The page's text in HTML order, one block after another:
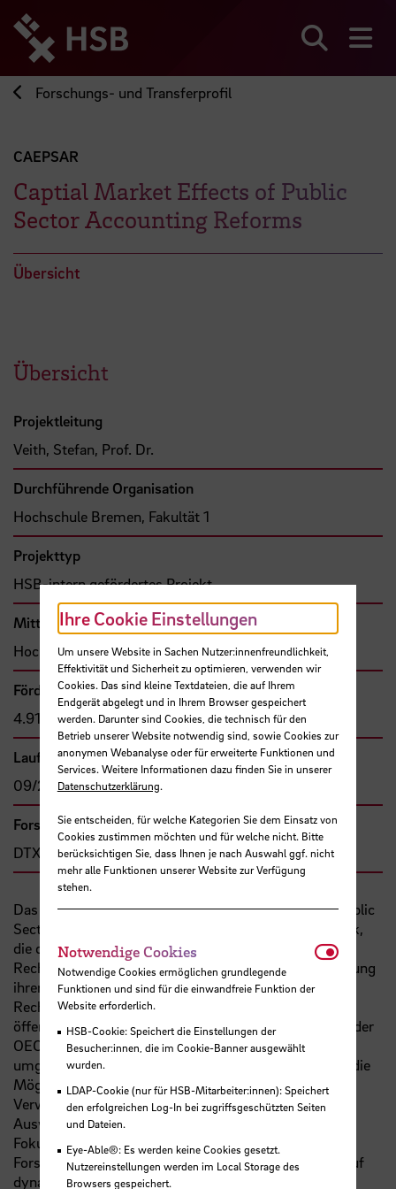
zum
Seiteninhalt
springen
Forschungs- und Transferprofil
CAEPSAR
Captial Market Effects of Public
Sector Accounting Reforms
Übersicht
Übersicht
Projektleitung
Veith, Stefan, Prof. Dr.
Durchführende Organisation
Hochschule Bremen, Fakultät 1
Projekttyp
HSB-intern gefördertes Projekt
Mittel- bzw. Auftragsgeber
Hochschule Bremen, F&E-Fonds
Förder- bzw. Auftragssumme
4.916,00 €
Laufzeit
09/2024 - 08/2025
Forschungs- und Transfercluster
DTX
Das Projekt CAEPSAR – Captial market Effects of Public
Sector Accounting Reforms – untersucht die Dynamik,
die durch erhöhte Transparenz im öffentlichen
Rechnungswesen von Nationalstaaten auf die Verzinsung
ihrer Schuldtitel entsteht. Das öffentliche
Rechnungswesen ist Vorreiter der Modernisierung des
öffentlichen Sektors, denn seit 1993 haben über 80% der
OECD-Länder auf eine kaufmännische Buchführung
umgestellt. Dieses Untersuchungsfeld eröffnet daher die
Möglichkeit empirisch zu analysieren, ob eine
Verwaltungsmodernisierung mit ökonomischen
Auswirkungen verbunden ist. Dieses Projekt mit dem
Fokus auf Verwaltungsreformen stärkt den DTX-
Forschungscluster in seiner inhaltlichen Profilierung auf
dynamische Entwicklungen. Auch sollen die
Ihre Cookie Einstellungen
Um unsere Website in Sachen Nutzer:innenfreundlichkeit,
Effektivität und Sicherheit zu optimieren, verwenden wir
Cookies. Das sind kleine Textdateien, die auf Ihrem
Endgerät abgelegt und in Ihrem Browser gespeichert
werden. Darunter sind Cookies, die technisch für den
Betrieb unserer Website notwendig sind, sowie Cookies zur
anonymen Webanalyse oder für erweiterte Funktionen und
Services. Weitere Informationen dazu finden Sie in unserer
Datenschutzerklärung.
Sie entscheiden, für welche Kategorien Sie dem Einsatz von
Cookies zustimmen möchten und für welche nicht. Bitte
berücksichtigen Sie, dass Ihnen je nach Auswahl ggf. nicht
mehr alle Funktionen unserer Website zur Verfügung
stehen.
Notwendige Cookies
Notwendige Cookies ermöglichen grundlegende
Funktionen und sind für die einwandfreie Funktion der
Website erforderlich.
HSB-Cookie: Speichert die Einstellungen der
Besucher:innen, die im Cookie-Banner ausgewählt
wurden.
LDAP-Cookie (nur für HSB-Mitarbeiter:innen): Speichert
den erfolgreichen Log-In bei zugriffsgeschützten Seiten
und Dateien.
Eye-Able®: Es werden keine Cookies gesetzt.
Nutzereinstellungen werden im Local Storage des
Browsers gespeichert.